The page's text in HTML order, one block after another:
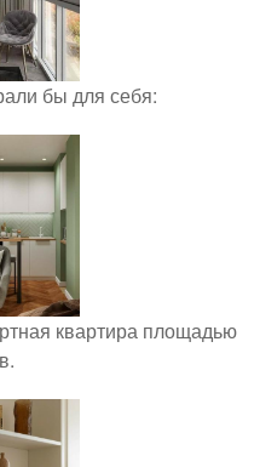
бы для себя:
квартира площадью